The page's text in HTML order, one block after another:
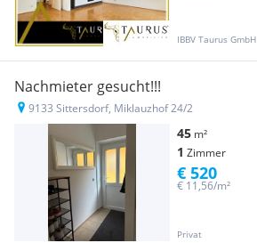
IBBV Taurus GmbH
Nachmieter gesucht!!!
9133 Sittersdorf, Miklauzhof 24/2
45 m²
1 Zimmer
Privat
€ 11,56/m²
€ 520